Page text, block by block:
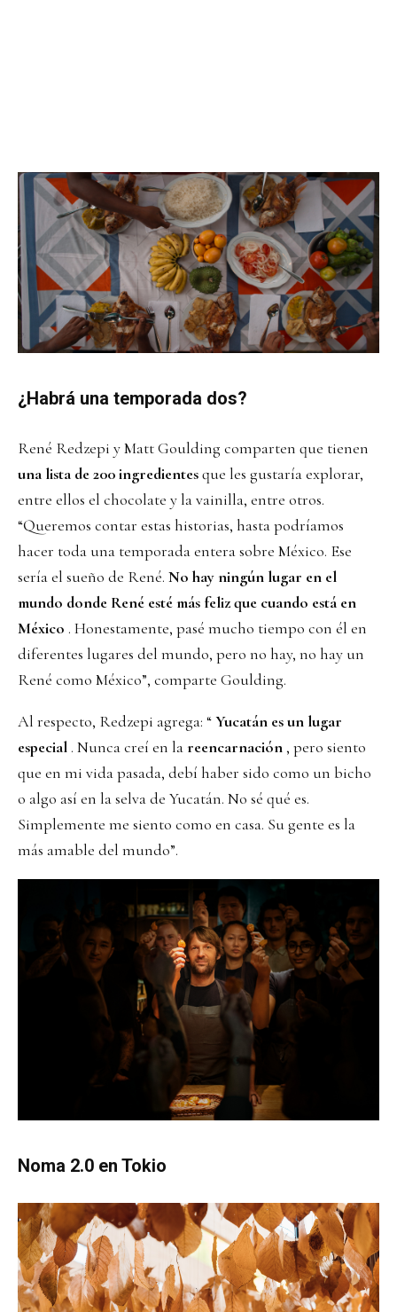
¿Habrá una temporada dos?
René Redzepi y Matt Goulding comparten que tienen
una lista de 200 ingredientesque les gustaría explorar,
entre ellos el chocolate y la vainilla, entre otros.
“Queremos contar estas historias, hasta podríamos
hacer toda una temporada entera sobre México. Ese
sería el sueño de René. No hay ningún lugar en el
mundo donde René esté más feliz que cuando está en
México . Honestamente, pasé mucho tiempo con él en
diferentes lugares del mundo, pero no hay, no hay un
René como México”, comparte Goulding.
Al respecto, Redzepi agrega: “Yucatán es un lugar
especial. Nunca creí en lareencarnación , pero siento
que en mi vida pasada, debí haber sido como un bicho
o algo así en la selva de Yucatán. No sé qué es.
Simplemente me siento como en casa. Su gente es la
más amable del mundo”.
Noma 2.0 en Tokio